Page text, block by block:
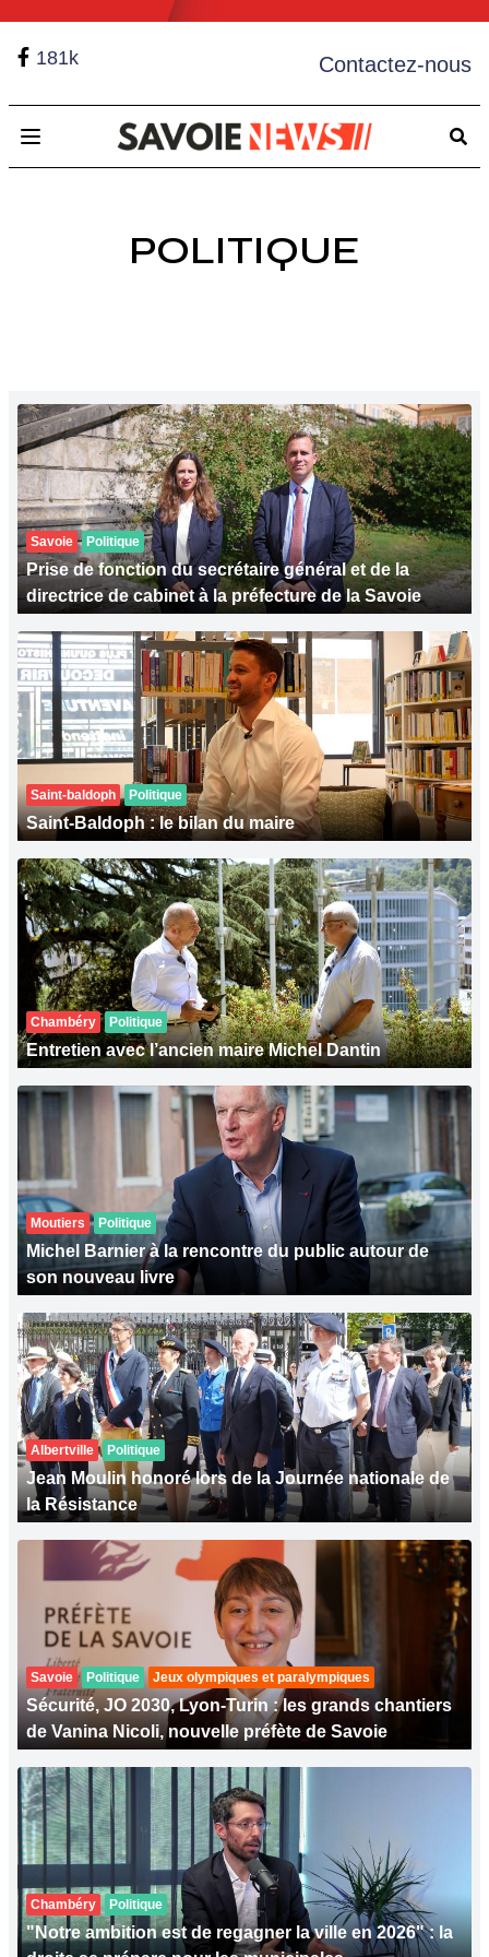
181k Contactez-nous
Open main menu
POLITIQUE
Savoie Politique
Prise de fonction du secrétaire général et de la
directrice de cabinet à la préfecture de la Savoie
Saint-baldoph Politique
Saint-Baldoph : le bilan du maire
Chambéry Politique
Entretien avec l’ancien maire Michel Dantin
Moutiers Politique
Michel Barnier à la rencontre du public autour de
son nouveau livre
Albertville Politique
Jean Moulin honoré lors de la Journée nationale de
la Résistance
Savoie Politique Jeux olympiques et paralympiques
Sécurité, JO 2030, Lyon-Turin : les grands chantiers
de Vanina Nicoli, nouvelle préfète de Savoie
Chambéry Politique
"Notre ambition est de regagner la ville en 2026" : la